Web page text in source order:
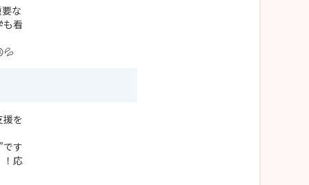
な
も看
援を
です
！応